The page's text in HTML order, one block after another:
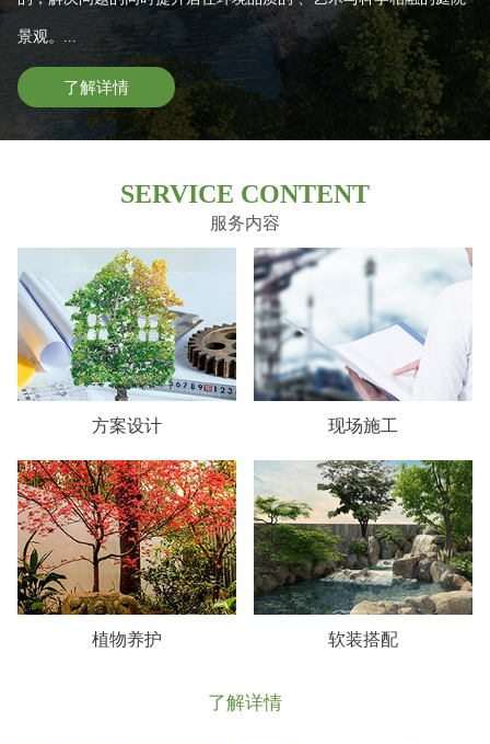
景观。...
了解详情
SERVICE CONTENT
服务内容
方案设计 现场施工
植物养护 软装搭配
了解详情